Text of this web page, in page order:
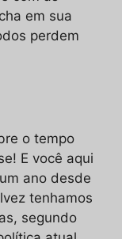
em sua
perdem
o tempo
E você aqui
ano desde
tenhamos
segundo